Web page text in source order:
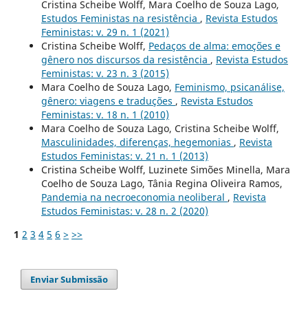
Cristina Scheibe Wolff, Mara Coelho de Souza Lago,
Estudos Feministas na resistência , Revista Estudos
Feministas: v. 29 n. 1 (2021)
Cristina Scheibe Wolff, Pedaços de alma: emoções e
gênero nos discursos da resistência , Revista Estudos
Feministas: v. 23 n. 3 (2015)
Mara Coelho de Souza Lago, Feminismo, psicanálise,
gênero: viagens e traduções , Revista Estudos
Feministas: v. 18 n. 1 (2010)
Mara Coelho de Souza Lago, Cristina Scheibe Wolff,
Masculinidades, diferenças, hegemonias , Revista
Estudos Feministas: v. 21 n. 1 (2013)
Cristina Scheibe Wolff, Luzinete Simões Minella, Mara
Coelho de Souza Lago, Tânia Regina Oliveira Ramos,
Pandemia na necroeconomia neoliberal , Revista
Estudos Feministas: v. 28 n. 2 (2020)
1 2 3 4 5 6 > >>
Enviar Submissão